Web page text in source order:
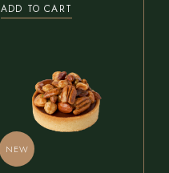
ADD TO CART
NEW